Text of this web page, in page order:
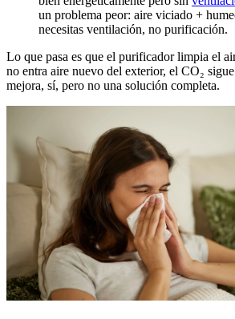
un problema peor: aire viciado +
necesitas ventilación, no purificación.
Lo que pasa es que el purificador limpia el
no entra aire nuevo del exterior, el CO₂
mejora, sí, pero no una solución completa.